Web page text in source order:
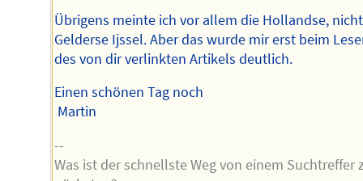
Übrigens meinte ich vor allem die Hollandse,
Gelderse Ijssel. Aber das wurde mir erst beim
des von dir verlinkten Artikels deutlich.
Einen schönen Tag noch
Martin
--
Was ist der schnellste Weg von einem Suchtreffer